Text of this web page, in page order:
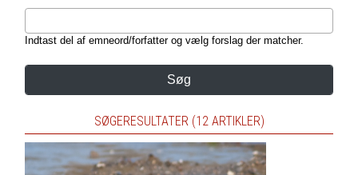
Indtast del af emneord/forfatter og vælg forslag der matcher.
Søg
SØGERESULTATER (12 ARTIKLER)